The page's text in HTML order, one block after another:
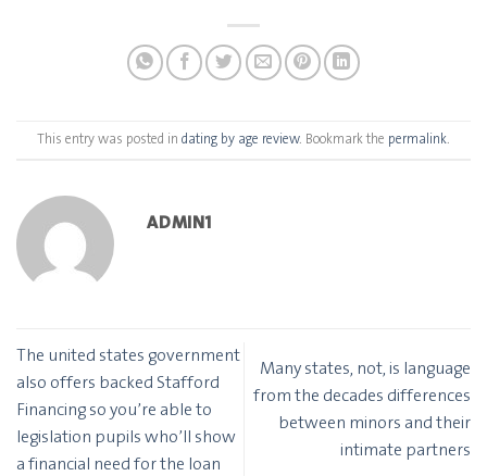
This entry was posted in dating by age review. Bookmark the permalink.
ADMIN1
The united states government
also offers backed Stafford
Financing so you’re able to
legislation pupils who’ll show
a financial need for the loan
Many states, not, is language
from the decades differences
between minors and their
intimate partners